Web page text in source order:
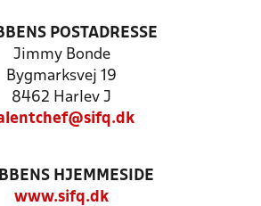
POSTADRESSE
Jimmy Bonde
Bygmarksvej 19
8462 Harlev J
HJEMMESIDE
www.sifq.dk